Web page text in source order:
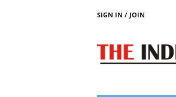
SIGN IN / JOIN